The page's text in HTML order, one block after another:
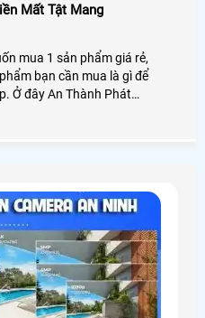
Mất Tật Mang
mua 1 sản phẩm giá rẻ,
bạn cần mua là gì để